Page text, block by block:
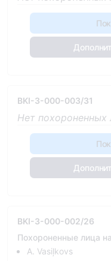
BKI-3-000-003/31
Нет похороненных
BKI-3-000-002/26
Похороненные лица
A. Vasiļkovs